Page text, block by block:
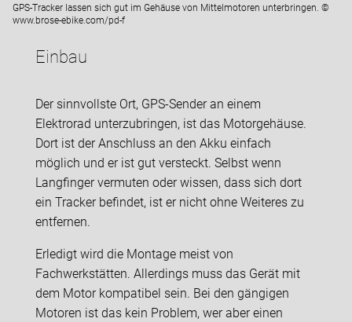
GPS-Tracker lassen sich gut im Gehäuse von Mittelmotoren unterbringen. ©
www.brose-ebike.com/pd-f
Einbau
Der sinnvollste Ort, GPS-Sender an einem
Elektrorad unterzubringen, ist das Motorgehäuse.
Dort ist der Anschluss an den Akku einfach
möglich und er ist gut versteckt. Selbst wenn
Langfinger vermuten oder wissen, dass sich dort
ein Tracker befindet, ist er nicht ohne Weiteres zu
entfernen.
Erledigt wird die Montage meist von
Fachwerkstätten. Allerdings muss das Gerät mit
dem Motor kompatibel sein. Bei den gängigen
Motoren ist das kein Problem, wer aber einen